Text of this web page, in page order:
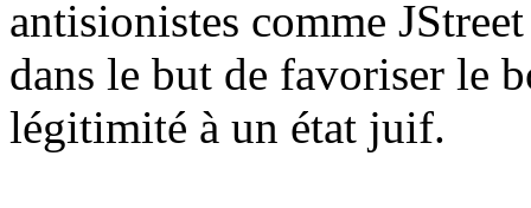
antisionistes comme
dans le but de favoriser le
légitimité à un état juif.